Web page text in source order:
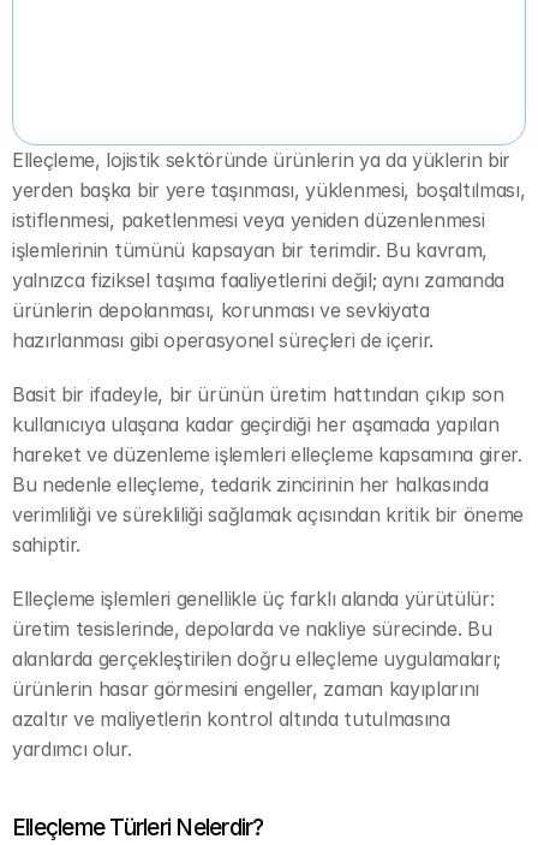
Elleçleme, lojistik sektöründe ürünlerin ya da yüklerin bir
yerden başka bir yere taşınması, yüklenmesi, boşaltılması,
istiflenmesi, paketlenmesi veya yeniden düzenlenmesi
işlemlerinin tümünü kapsayan bir terimdir. Bu kavram,
yalnızca fiziksel taşıma faaliyetlerini değil; aynı zamanda
ürünlerin depolanması, korunması ve sevkiyata
hazırlanması gibi operasyonel süreçleri de içerir.
Basit bir ifadeyle, bir ürünün üretim hattından çıkıp son
kullanıcıya ulaşana kadar geçirdiği her aşamada yapılan
hareket ve düzenleme işlemleri elleçleme kapsamına girer.
Bu nedenle elleçleme, tedarik zincirinin her halkasında
verimliliği ve sürekliliği sağlamak açısından kritik bir öneme
sahiptir.
Elleçleme işlemleri genellikle üç farklı alanda yürütülür:
üretim tesislerinde, depolarda ve nakliye sürecinde. Bu
alanlarda gerçekleştirilen doğru elleçleme uygulamaları;
ürünlerin hasar görmesini engeller, zaman kayıplarını
azaltır ve maliyetlerin kontrol altında tutulmasına
yardımcı olur.
Elleçleme Türleri Nelerdir?